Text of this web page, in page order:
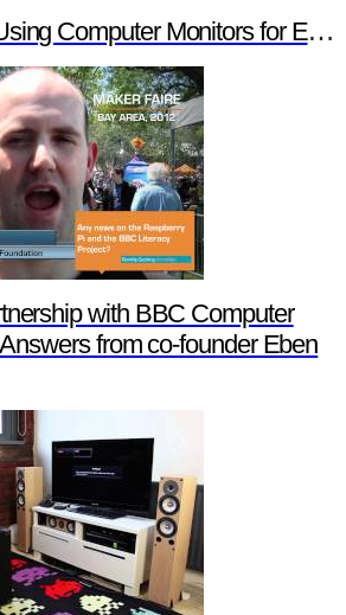
Monitors for External Displays
with BBC Computer
from co-founder Eben